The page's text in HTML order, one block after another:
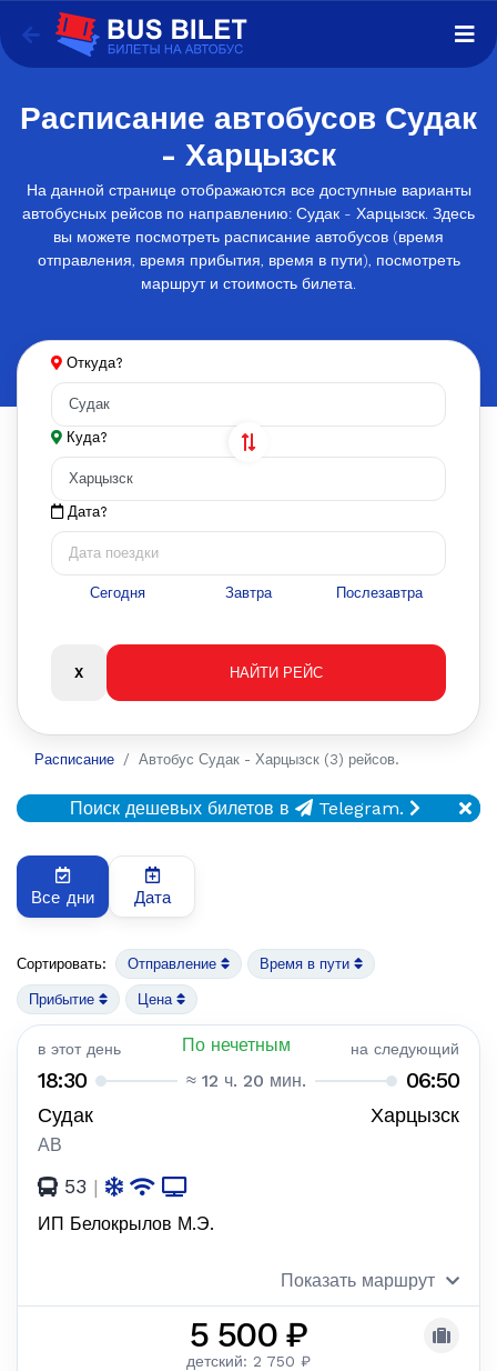
Расписание автобусов Судак
- Харцызск
На данной странице отображаются все доступные варианты
автобусных рейсов по направлению: Судак - Харцызск. Здесь
вы можете посмотреть расписание автобусов (время
отправления, время прибытия, время в пути), посмотреть
маршрут и стоимость билета.
Откуда?
Куда?
Дата?
Сегодня Завтра Послезавтра
Расписание Автобус Судак - Харцызск (3) рейсов.
Поиск дешевых билетов в Telegram.
Все дни Дата
Сортировать: Отправление Время в пути
Прибытие Цена
в этот день По нечетным на следующий
18:30 ≈ 12 ч. 20 мин. 06:50
Судак Харцызск
АВ
53 |
ИП Белокрылов М.Э.
Показать маршрут
5 500 ₽
детский: 2 750 ₽